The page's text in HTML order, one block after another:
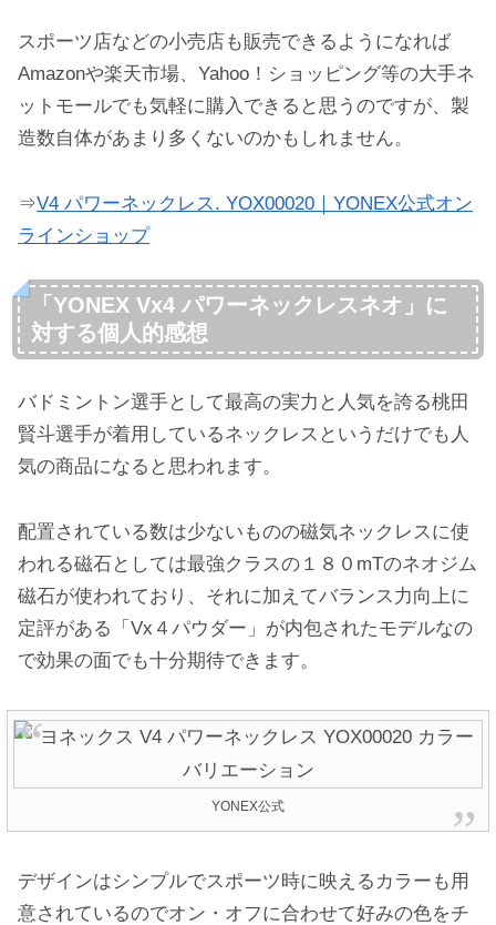
スポーツ店などの小売店も販売できるようになれば
Amazonや楽天市場、Yahoo！ショッピング等の大手ネ
ットモールでも気軽に購入できると思うのですが、製
造数自体があまり多くないのかもしれません。
⇒V4 パワーネックレス. YOX00020｜YONEX公式オン
ラインショップ
「YONEX Vx4 パワーネックレスネオ」に
対する個人的感想
バドミントン選手として最高の実力と人気を誇る桃田
賢斗選手が着用しているネックレスというだけでも人
気の商品になると思われます。
配置されている数は少ないものの磁気ネックレスに使
われる磁石としては最強クラスの１８０mTのネオジム
磁石が使われており、それに加えてバランス力向上に
定評がある「Vx４パウダー」が内包されたモデルなの
で効果の面でも十分期待できます。
YONEX公式
デザインはシンプルでスポーツ時に映えるカラーも用
意されているのでオン・オフに合わせて好みの色をチ